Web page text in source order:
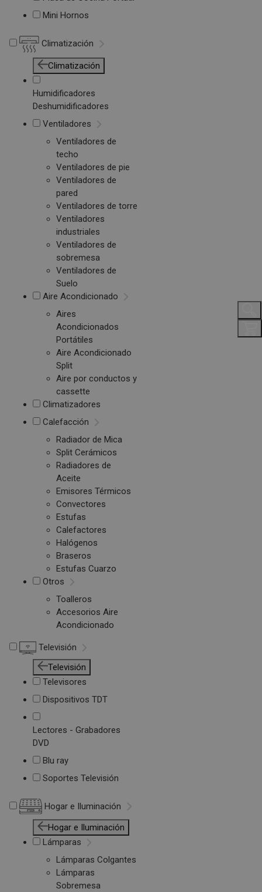
Mini Hornos
Climatización
Climatización
Humidificadores
Deshumidificadores
Ventiladores
Ventiladores de
techo
Ventiladores de pie
Ventiladores de
pared
Ventiladores de torre
Ventiladores
industriales
Ventiladores de
sobremesa
Ventiladores de
Suelo
Aire Acondicionado
Aires
Acondicionados
Portátiles
Aire Acondicionado
Split
Aire por conductos y
cassette
Climatizadores
Calefacción
Radiador de Mica
Split Cerámicos
Radiadores de
Aceite
Emisores Térmicos
Convectores
Estufas
Calefactores
Halógenos
Braseros
Estufas Cuarzo
Otros
Toalleros
Accesorios Aire
Acondicionado
Televisión
Televisión
Televisores
Dispositivos TDT
Lectores - Grabadores
DVD
Blu ray
Soportes Televisión
Hogar e Iluminación
Hogar e Iluminación
Lámparas
Lámparas Colgantes
Lámparas
Sobremesa